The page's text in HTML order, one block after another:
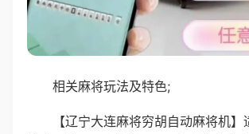
相关麻将玩法及特色;
【辽宁大连麻将穷胡自动麻将机